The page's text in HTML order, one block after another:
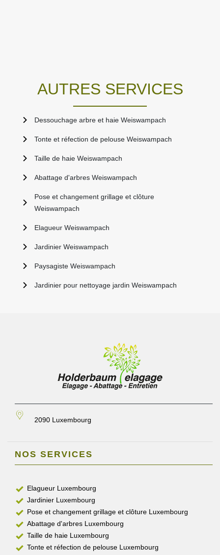
AUTRES SERVICES
Dessouchage arbre et haie Weiswampach
Tonte et réfection de pelouse Weiswampach
Taille de haie Weiswampach
Abattage d'arbres Weiswampach
Pose et changement grillage et clôture
Weiswampach
Elagueur Weiswampach
Jardinier Weiswampach
Paysagiste Weiswampach
Jardinier pour nettoyage jardin Weiswampach
2090 Luxembourg
NOS SERVICES
Elagueur Luxembourg
Jardinier Luxembourg
Pose et changement grillage et clôture Luxembourg
Abattage d'arbres Luxembourg
Taille de haie Luxembourg
Tonte et réfection de pelouse Luxembourg